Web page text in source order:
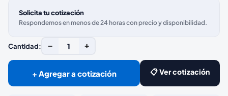
Solicita tu cotización
Respondemos en menos de 24 horas con precio y disponibilidad.
Cantidad: − 1 +
+ Agregar a cotización 📋 Ver cotización